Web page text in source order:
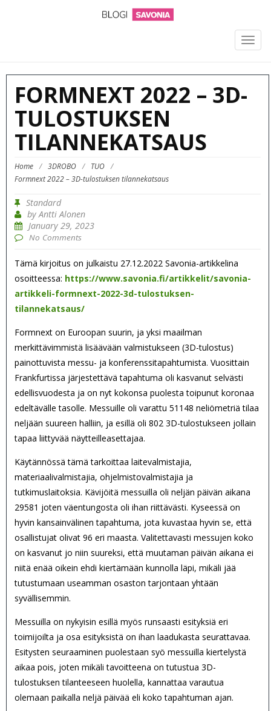
FORMNEXT 2022 – 3D-
TULOSTUKSEN
TILANNEKATSAUS
Home / 3DROBO / TUO /
Formnext 2022 – 3D-tulostuksen tilannekatsaus
Standard
by Antti Alonen
January 29, 2023
No Comments
Tämä kirjoitus on julkaistu 27.12.2022 Savonia-artikkelina
osoitteessa: https://www.savonia.fi/artikkelit/savonia-
artikkeli-formnext-2022-3d-tulostuksen-
tilannekatsaus/
Formnext on Euroopan suurin, ja yksi maailman
merkittävimmistä lisäävään valmistukseen (3D-tulostus)
painottuvista messu- ja konferenssitapahtumista. Vuosittain
Frankfurtissa järjestettävä tapahtuma oli kasvanut selvästi
edellisvuodesta ja on nyt kokonsa puolesta toipunut koronaa
edeltävälle tasolle. Messuille oli varattu 51148 neliömetriä tilaa
neljään suureen halliin, ja esillä oli 802 3D-tulostukseen jollain
tapaa liittyvää näytteilleasettajaa.
Käytännössä tämä tarkoittaa laitevalmistajia,
materiaalivalmistajia, ohjelmistovalmistajia ja
tutkimuslaitoksia. Kävijöitä messuilla oli neljän päivän aikana
29581 joten väentungosta oli ihan riittävästi. Kyseessä on
hyvin kansainvälinen tapahtuma, jota kuvastaa hyvin se, että
osallistujat olivat 96 eri maasta. Valitettavasti messujen koko
on kasvanut jo niin suureksi, että muutaman päivän aikana ei
niitä enää oikein ehdi kiertämään kunnolla läpi, mikäli jää
tutustumaan useamman osaston tarjontaan yhtään
syvällisemmin.
Messuilla on nykyisin esillä myös runsaasti esityksiä eri
toimijoilta ja osa esityksistä on ihan laadukasta seurattavaa.
Esitysten seuraaminen puolestaan syö messuilla kiertelystä
aikaa pois, joten mikäli tavoitteena on tutustua 3D-
tulostuksen tilanteeseen huolella, kannattaa varautua
olemaan paikalla neljä päivää eli koko tapahtuman ajan.